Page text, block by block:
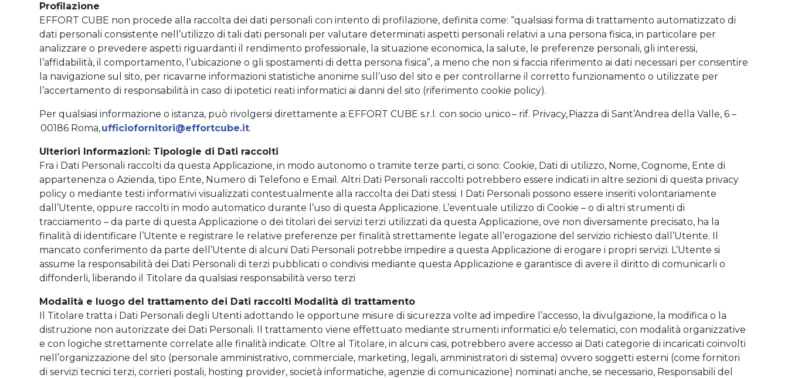
Profilazione
EFFORT CUBE non procede alla raccolta dei dati personali con intento di profilazione, definita come: “qualsiasi forma di trattamento automatizzato di
dati personali consistente nell’utilizzo di tali dati personali per valutare determinati aspetti personali relativi a una persona fisica, in particolare per
analizzare o prevedere aspetti riguardanti il rendimento professionale, la situazione economica, la salute, le preferenze personali, gli interessi,
l’affidabilità, il comportamento, l’ubicazione o gli spostamenti di detta persona fisica”, a meno che non si faccia riferimento ai dati necessari per consentire
la navigazione sul sito, per ricavarne informazioni statistiche anonime sull’uso del sito e per controllarne il corretto funzionamento o utilizzate per
l’accertamento di responsabilità in caso di ipotetici reati informatici ai danni del sito (riferimento cookie policy).
Per qualsiasi informazione o istanza, può rivolgersi direttamente a: EFFORT CUBE s.r.l. con socio unico – rif. Privacy, Piazza di Sant’Andrea della Valle, 6 –
00186 Roma,ufficiofornitori@effortcube.it.
Ulteriori Informazioni: Tipologie di Dati raccolti
Fra i Dati Personali raccolti da questa Applicazione, in modo autonomo o tramite terze parti, ci sono: Cookie, Dati di utilizzo, Nome, Cognome, Ente di
appartenenza o Azienda, tipo Ente, Numero di Telefono e Email. Altri Dati Personali raccolti potrebbero essere indicati in altre sezioni di questa privacy
policy o mediante testi informativi visualizzati contestualmente alla raccolta dei Dati stessi. I Dati Personali possono essere inseriti volontariamente
dall’Utente, oppure raccolti in modo automatico durante l’uso di questa Applicazione. L’eventuale utilizzo di Cookie – o di altri strumenti di
tracciamento – da parte di questa Applicazione o dei titolari dei servizi terzi utilizzati da questa Applicazione, ove non diversamente precisato, ha la
finalità di identificare l’Utente e registrare le relative preferenze per finalità strettamente legate all’erogazione del servizio richiesto dall’Utente. Il
mancato conferimento da parte dell’Utente di alcuni Dati Personali potrebbe impedire a questa Applicazione di erogare i propri servizi. L’Utente si
assume la responsabilità dei Dati Personali di terzi pubblicati o condivisi mediante questa Applicazione e garantisce di avere il diritto di comunicarli o
diffonderli, liberando il Titolare da qualsiasi responsabilità verso terzi
Modalità e luogo del trattamento dei Dati raccolti Modalità di trattamento
Il Titolare tratta i Dati Personali degli Utenti adottando le opportune misure di sicurezza volte ad impedire l’accesso, la divulgazione, la modifica o la
distruzione non autorizzate dei Dati Personali. Il trattamento viene effettuato mediante strumenti informatici e/o telematici, con modalità organizzative
e con logiche strettamente correlate alle finalità indicate. Oltre al Titolare, in alcuni casi, potrebbero avere accesso ai Dati categorie di incaricati coinvolti
nell’organizzazione del sito (personale amministrativo, commerciale, marketing, legali, amministratori di sistema) ovvero soggetti esterni (come fornitori
di servizi tecnici terzi, corrieri postali, hosting provider, società informatiche, agenzie di comunicazione) nominati anche, se necessario, Responsabili del